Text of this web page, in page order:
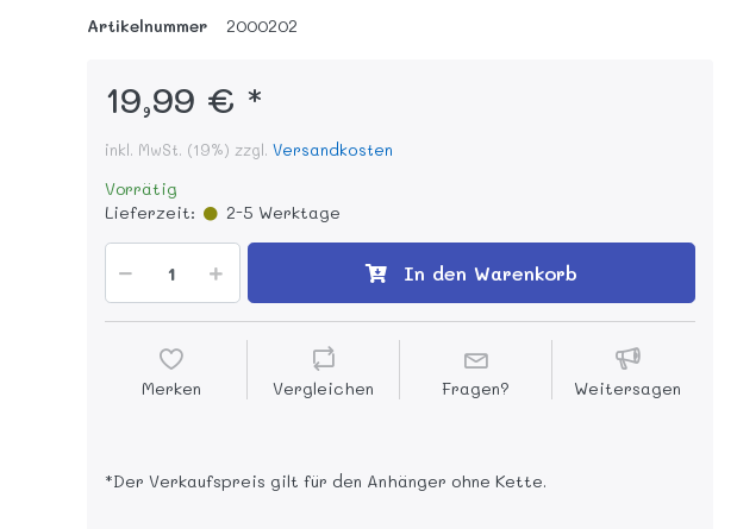
Artikelnummer 2000202
19,99 € *
inkl. MwSt. (19%) zzgl.Versandkosten
Vorrätig
Lieferzeit:
2-5 Werktage
In den Warenkorb
Merken Vergleichen Fragen? Weitersagen
*Der Verkaufspreis gilt für den Anhänger ohne Kette.